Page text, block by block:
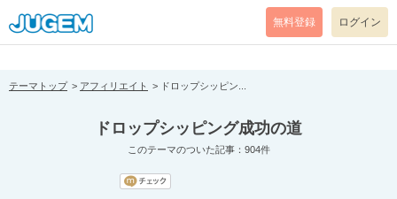
[pear_error: message="Success" code=0 mode=return level=notice
prefix="" info=""]
無料登録 ログイン
テーマトップ アフィリエイト ドロップシッピン...
ドロップシッピング成功の道
このテーマのついた記事：904件